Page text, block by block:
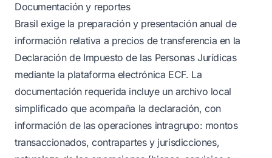
Documentación y reportes
Brasil exige la preparación y presentación anual de
información relativa a precios de transferencia en la
Declaración de Impuesto de las Personas Jurídicas
mediante la plataforma electrónica ECF. La
documentación requerida incluye un archivo local
simplificado que acompaña la declaración, con
información de las operaciones intragrupo: montos
transaccionados, contrapartes y jurisdicciones,